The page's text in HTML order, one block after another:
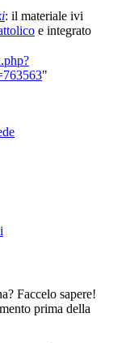
: il materiale ivi
e integrato
"
Faccelo sapere!
prima della